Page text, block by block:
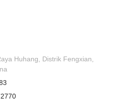
Huhang, Distrik Fengxian,